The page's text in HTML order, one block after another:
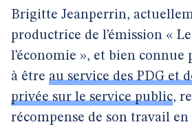
Brigitte Jeanperrin,
productrice de l’émission «
l’économie », et bien connue
à être au service des PDG et
privée sur le service public,
récompense de son travail